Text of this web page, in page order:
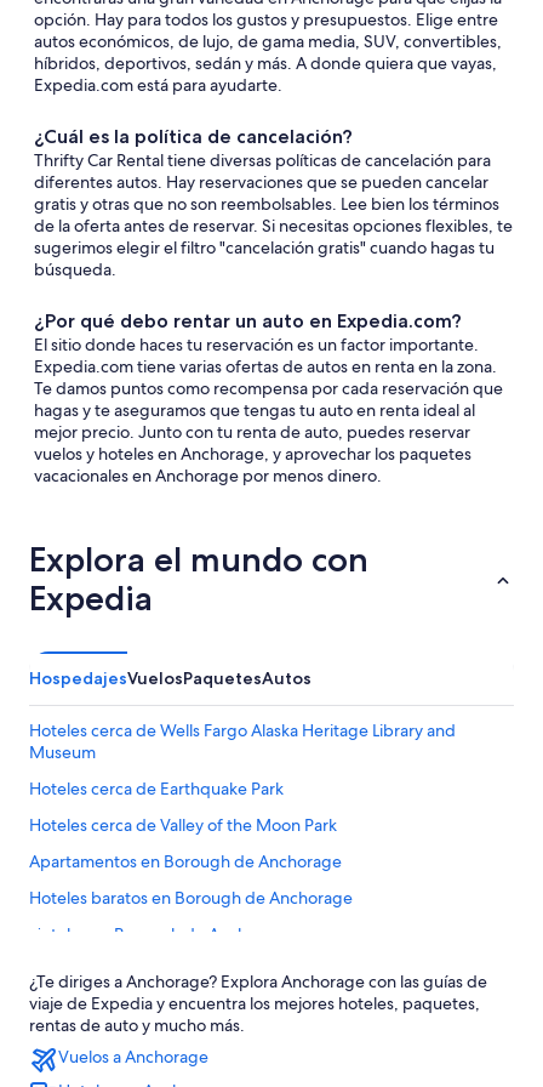
opción. Hay para todos los gustos y presupuestos. Elige entre
autos económicos, de lujo, de gama media, SUV, convertibles,
híbridos, deportivos, sedán y más. A donde quiera que vayas,
Expedia.com está para ayudarte.
¿Cuál es la política de cancelación?
Thrifty Car Rental tiene diversas políticas de cancelación para
diferentes autos. Hay reservaciones que se pueden cancelar
gratis y otras que no son reembolsables. Lee bien los términos
de la oferta antes de reservar. Si necesitas opciones flexibles, te
sugerimos elegir el filtro "cancelación gratis" cuando hagas tu
búsqueda.
¿Por qué debo rentar un auto en Expedia.com?
El sitio donde haces tu reservación es un factor importante.
Expedia.com tiene varias ofertas de autos en renta en la zona.
Te damos puntos como recompensa por cada reservación que
hagas y te aseguramos que tengas tu auto en renta ideal al
mejor precio. Junto con tu renta de auto, puedes reservar
vuelos y hoteles en Anchorage, y aprovechar los paquetes
vacacionales en Anchorage por menos dinero.
Explora el mundo con
Expedia
HospedajesVuelosPaquetesAutos
Hoteles cerca de Wells Fargo Alaska Heritage Library and
Museum
Hoteles cerca de Earthquake Park
Hoteles cerca de Valley of the Moon Park
Apartamentos en Borough de Anchorage
Hoteles baratos en Borough de Anchorage
Hoteles en Borough de Anchorage
Hoteles cerca de Wells Fargo History Museum
Hoteles cerca de Anchorage Football Stadium
Hoteles cerca de Mulcahy Stadium
Hoteles de ski en Rogers Park
¿Te diriges a Anchorage? Explora Anchorage con las guías de
viaje de Expedia y encuentra los mejores hoteles, paquetes,
rentas de auto y mucho más.
Vuelos a Anchorage